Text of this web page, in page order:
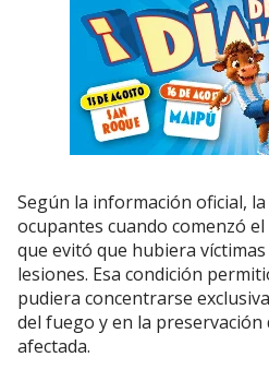
Según la información oficial,
ocupantes cuando comenzó
que evitó que hubiera
lesiones. Esa condición
pudiera concentrarse
del fuego y en la
afectada.